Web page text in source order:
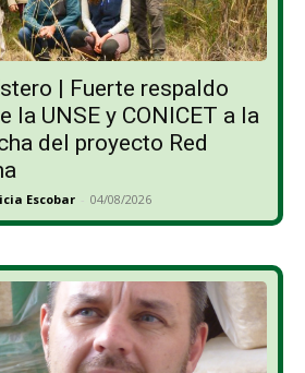
| Fuerte respaldo
la UNSE y CONICET a la
del proyecto Red
Escobar - 04/08/2026